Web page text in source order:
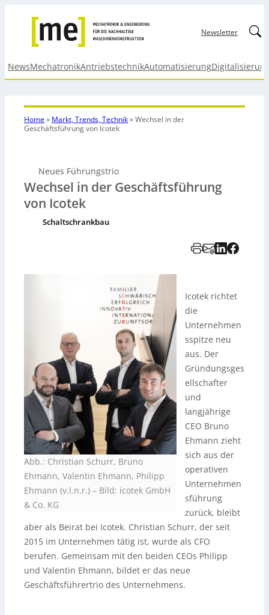
Newsletter
NewsMechatronikAntriebstechnikAutomatisierung
Home» Markt, Trends, Technik»Wechsel in der
Geschäftsführung von Icotek
Neues Führungstrio
Wechsel in der Geschäftsführung
von Icotek
Schaltschrankbau
Abb.: Christian Schurr, Bruno
Ehmann, Valentin Ehmann, Philipp
Ehmann (v.l.n.r.) – Bild: icotek GmbH
& Co. KG
Icotek richtet
die
Unternehmen
sspitze neu
aus. Der
Gründungsges
ellschafter
und
langjährige
CEO Bruno
Ehmann zieht
sich aus der
operativen
Unternehmen
sführung
zurück, bleibt
aber als Beirat bei Icotek. Christian Schurr, der seit
2015 im Unternehmen tätig ist, wurde als CFO
berufen. Gemeinsam mit den beiden CEOs Philipp
und Valentin Ehmann, bildet er das neue
Geschäftsführertrio des Unternehmens.